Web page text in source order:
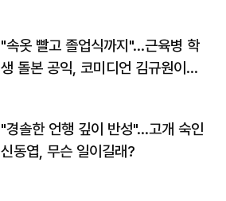
"속옷 빨고 졸업식까지"…근육병 학
생 돌본 공익, 코미디언 김규원이었
"경솔한 언행 깊이 반성"…고개 숙인
신동엽, 무슨 일이길래?